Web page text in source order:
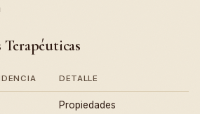
DETALLE
Propiedades